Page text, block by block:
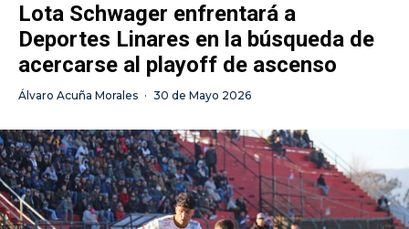
Lota Schwager enfrentará a
Deportes Linares en la búsqueda de
acercarse al playoff de ascenso
Álvaro Acuña Morales · 30 de Mayo 2026